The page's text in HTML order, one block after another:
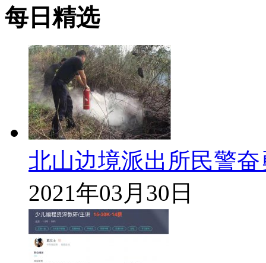
每日精选
北山边境派出所民警
2021年03月30日